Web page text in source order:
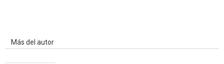
Más del autor